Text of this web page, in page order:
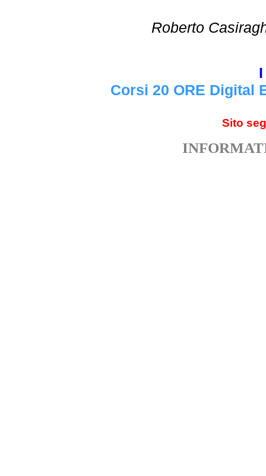
Roberto
Corsi 20 ORE Digital
Sito